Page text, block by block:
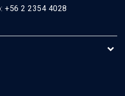
+56 2 2354 4028